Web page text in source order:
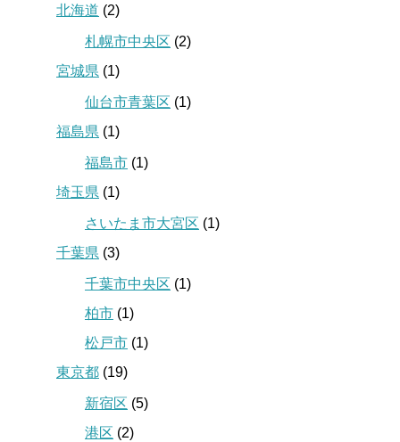
北海道 (2)
札幌市中央区 (2)
宮城県 (1)
仙台市青葉区 (1)
福島県 (1)
福島市 (1)
埼玉県 (1)
さいたま市大宮区 (1)
千葉県 (3)
千葉市中央区 (1)
柏市 (1)
松戸市 (1)
東京都 (19)
新宿区 (5)
港区 (2)